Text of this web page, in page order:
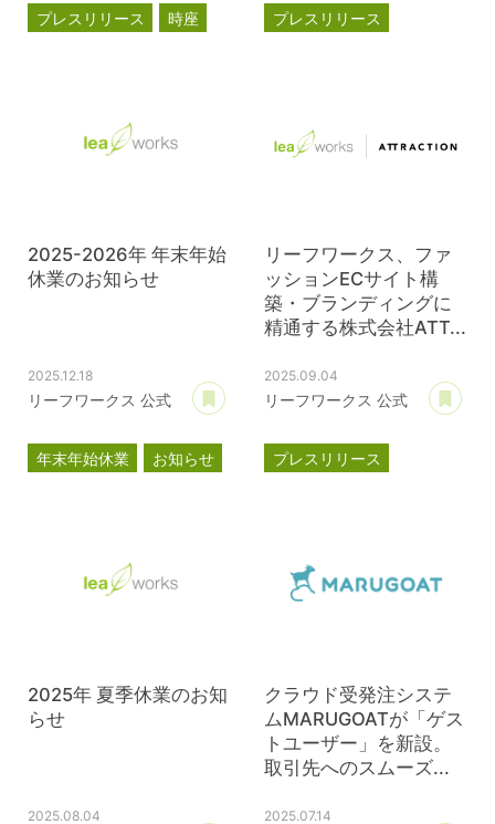
プレスリリース
時座
プレスリリース
2025-2026年 年末年始
休業のお知らせ
2025.12.18
リーフワークス 公式
あとで読む
年末年始休業 お知らせ
リーフワークス、ファ
ッションECサイト構
築・ブランディングに
精通する株式会社ATT...
2025.09.04
リーフワークス 公式
プレスリリース
2025年 夏季休業のお知
らせ
2025.08.04
クラウド受発注システ
ムMARUGOATが「ゲス
トユーザー」を新設。
取引先へのスムーズ...
2025.07.14